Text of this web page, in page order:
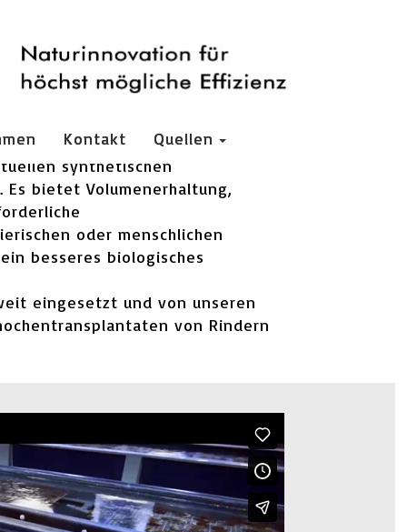
Kontakt
Quellen
synthetischen
Es bietet Volumenerhaltung,
oder menschlichen
besseres biologisches
eingesetzt und von unseren
von Rindern